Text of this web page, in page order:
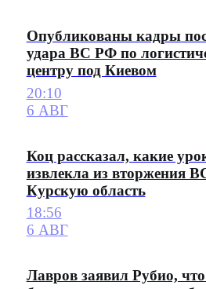
Опубликованы кадры
удара ВС РФ по
центру под Киевом
20:10
6 АВГ
Коц рассказал, какие
извлекла из вторжения
Курскую область
18:56
6 АВГ
Лавров заявил Рубио,